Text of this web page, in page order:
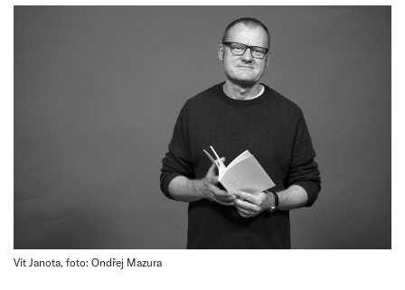
Vít Janota, foto: Ondřej Mazura